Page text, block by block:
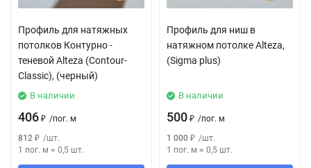
Профиль для натяжных
потолков Контурно -
теневой Alteza (Contour-
Classic), (черный)
В наличии
406 ₽ /пог. м
812 ₽ /шт.
1 пог. м = 0,5 шт.
Профиль для ниш в
натяжном потолке Alteza,
(Sigma plus)
В наличии
500 ₽ /пог. м
1 000 ₽ /шт.
1 пог. м = 0,5 шт.